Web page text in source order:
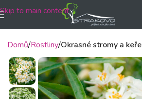
Skip to main content
Domů Rostliny Okrasné stromy a keře